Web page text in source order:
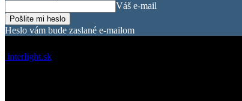
Váš e-mail
Heslo vám bude zaslané e-mailom
interlight.sk